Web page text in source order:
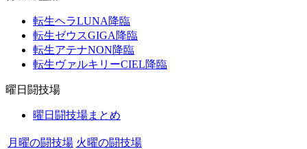
転生ヘラLUNA降臨
転生ゼウスGIGA降臨
転生アテナNON降臨
転生ヴァルキリーCIEL降臨
曜日闘技場
曜日闘技場まとめ
月曜の闘技場 火曜の闘技場